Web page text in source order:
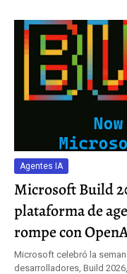
Agentes IA
Microsoft Build
plataforma de
rompe con
Microsoft celebró la
desarrolladores, Build